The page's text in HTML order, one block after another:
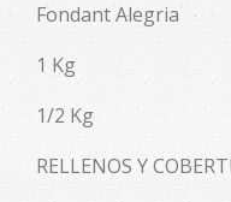
Fondant Alegria
1 Kg
1/2 Kg
RELLENOS Y